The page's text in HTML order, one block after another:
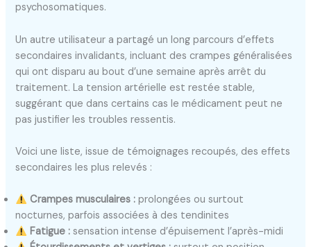
psychosomatiques.
Un autre utilisateur a partagé un long parcours d’effets
secondaires invalidants, incluant des crampes généralisées
qui ont disparu au bout d’une semaine après arrêt du
traitement. La tension artérielle est restée stable,
suggérant que dans certains cas le médicament peut ne
pas justifier les troubles ressentis.
Voici une liste, issue de témoignages recoupés, des effets
secondaires les plus relevés :
Crampes musculaires : prolongées ou surtout
nocturnes, parfois associées à des tendinites
Fatigue : sensation intense d’épuisement l’après-midi